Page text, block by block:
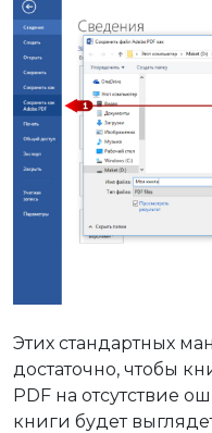
Этих стандартных
достаточно, чтобы
PDF на отсутствие
книги будет